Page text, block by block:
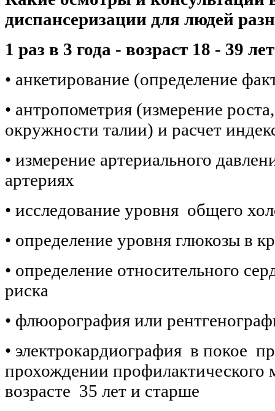
диспансеризации для людей
1 раз в 3 года - возраст 18 - 39 лет
• анкетирование (определение
• антропометрия (измерение
окружности талии) и расчет
• измерение артериального
артериях
• исследование уровня общего
• определение уровня глюкозы в
• определение относительного
риска
• флюорография или
• электрокардиография в покое
прохождении профилактического
возрасте 35 лет и старше